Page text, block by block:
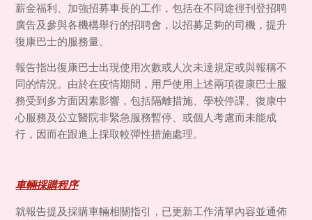
薪金福利、加強招募車長的工作，包括在不同途徑刊登招聘
廣告及參與各機構舉行的招聘會，以招募足夠的司機，提升
復康巴士的服務量。
報告指出復康巴士出現使用次數或人次未達規定或與報稱不
同的情況。由於在疫情期間，用戶使用上述兩項復康巴士服
務受到多方面因素影響，包括隔離措施、學校停課、復康中
心服務及公立醫院非緊急服務暫停、或個人考慮而未能成
行，因而在跟進上採取較彈性措施處理。
車輛採購程序
就報告提及採購車輛相關指引，已更新工作清單內容並通佈